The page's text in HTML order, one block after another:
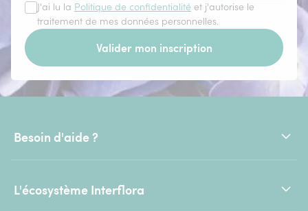
J'ai lu la Politique de confidentialité et j'autorise le
traitement de mes données personnelles.
Valider mon inscription
Besoin d'aide ?
L'écosystème Interflora